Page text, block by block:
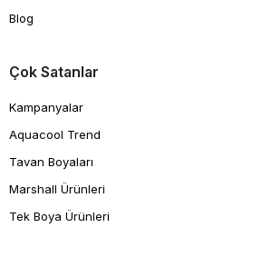
Blog
Çok Satanlar
Kampanyalar
Aquacool Trend
Tavan Boyaları
Marshall Ürünleri
Tek Boya Ürünleri